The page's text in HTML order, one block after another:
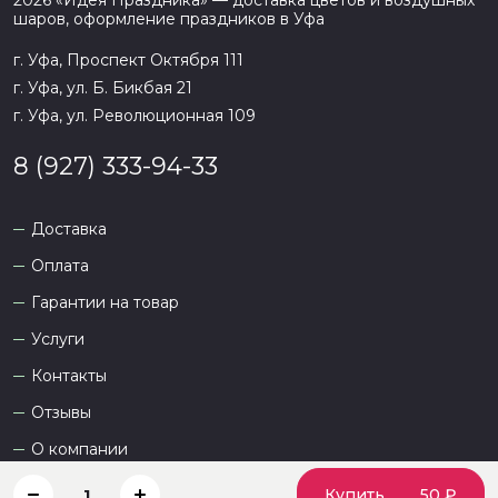
напишите WhatsApp +7 937 333-66-53. Наши
менеджеры работают ежедневно с 9.00 до 23.00 и
всегда рады проконсультировать вас.
шаров, оформление праздников в Уфа
г. Уфа, Проспект Октября 111
г. Уфа, ул. Б. Бикбая 21
г. Уфа, ул. Революционная 109
8 (927) 333-94-33
Доставка
Оплата
Гарантии на товар
Услуги
Контакты
Отзывы
О компании